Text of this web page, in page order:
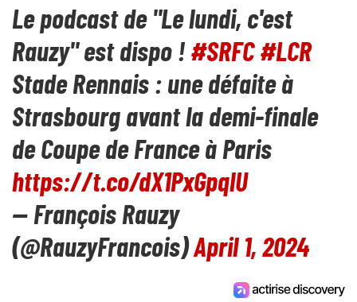
Le podcast de "Le lundi, c'est
Rauzy" est dispo !#SRFC#LCR
Stade Rennais : une défaite à
Strasbourg avant la demi-finale
de Coupe de France à Paris
https://t.co/dX1PxGpqlU
— François Rauzy
(@RauzyFrancois)April 1, 2024